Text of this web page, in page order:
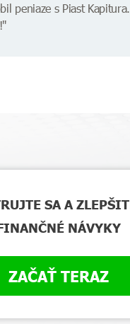
peniaze s Piast Kapitura.
SA A
NÁVYKY
ZAČAŤ TERAZ